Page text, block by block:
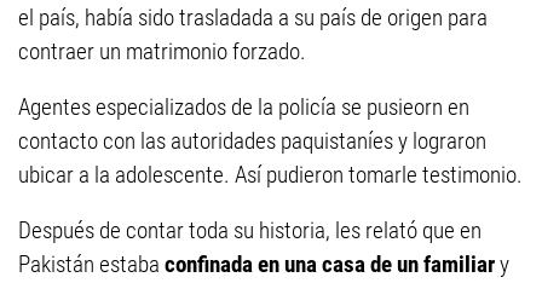
el país, había sido trasladada a su país de origen para
contraer un matrimonio forzado.
Agentes especializados de la policía se pusieorn en
contacto con las autoridades paquistaníes y lograron
ubicar a la adolescente. Así pudieron tomarle testimonio.
Después de contar toda su historia, les relató que en
Pakistán estaba confinada en una casa de un familiary